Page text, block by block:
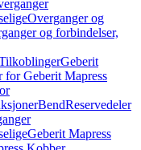
Overganger og
og forbindelser,
Geberit
for Geberit Mapress
BendReservedeler
Geberit Mapress